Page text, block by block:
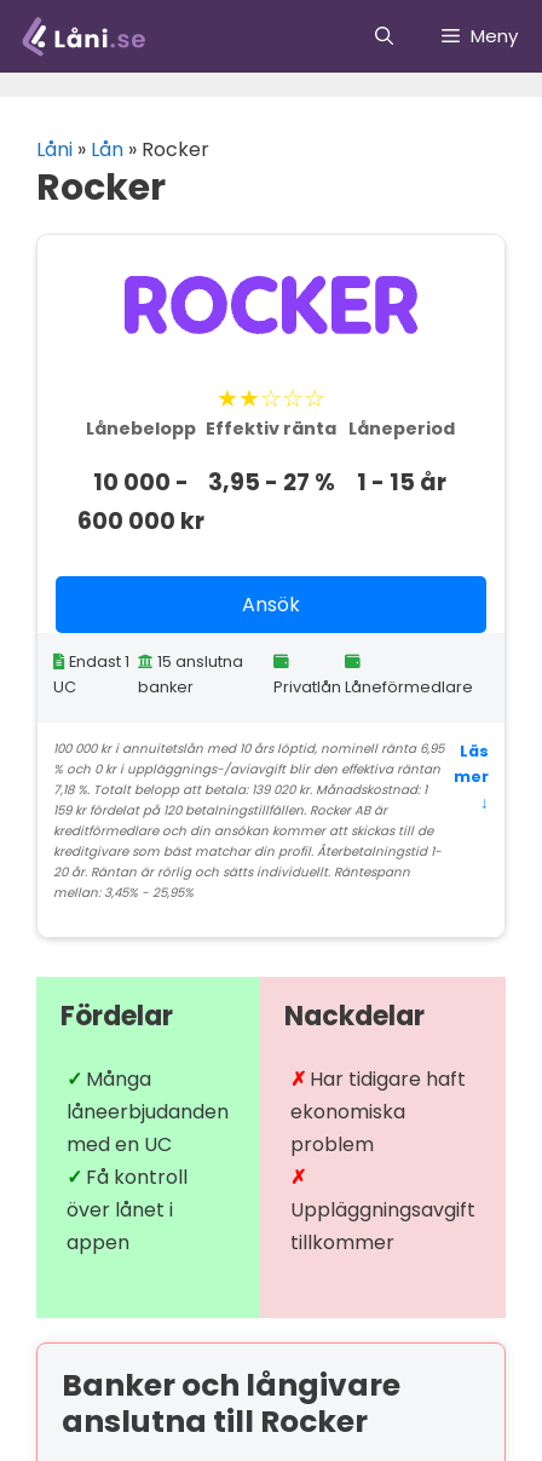
Hoppa
innehåll
Meny
Låni » Lån » Rocker
Rocker
★★☆☆☆
Lånebelopp
10 000 -
600 000 kr
Effektiv ränta
3,95 - 27 %
Låneperiod
1 - 15 år
Ansök
Endast 1
UC
15 anslutna
banker
Privatlån Låneförmedlare
100 000 kr i annuitetslån med 10 års löptid, nominell ränta 6,95
% och 0 kr i uppläggnings-/aviavgift blir den effektiva räntan
7,18 %. Totalt belopp att betala: 139 020 kr. Månadskostnad: 1
159 kr fördelat på 120 betalningstillfällen. Rocker AB är
kreditförmedlare och din ansökan kommer att skickas till de
kreditgivare som bäst matchar din profil. Återbetalningstid 1-
20 år. Räntan är rörlig och sätts individuellt. Räntespann
mellan: 3,45% - 25,95%
Läs
mer
↓
Fördelar
Många
låneerbjudanden
med en UC
Få kontroll
över lånet i
appen
Nackdelar
Har tidigare haft
ekonomiska
problem
Uppläggningsavgift
tillkommer
Banker och långivare
anslutna till Rocker